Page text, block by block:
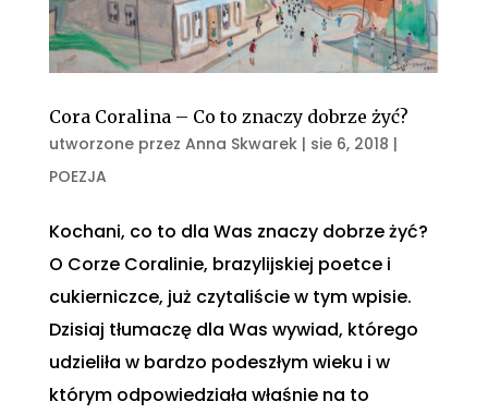
Cora Coralina – Co to znaczy dobrze żyć?
utworzone przez Anna Skwarek| sie 6, 2018 |
POEZJA
Kochani, co to dla Was znaczy dobrze żyć?
O Corze Coralinie, brazylijskiej poetce i
cukierniczce, już czytaliście w tym wpisie.
Dzisiaj tłumaczę dla Was wywiad, którego
udzieliła w bardzo podeszłym wieku i w
którym odpowiedziała właśnie na to